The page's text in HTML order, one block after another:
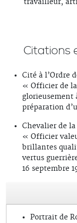
travailleur,
Citations
Cité à l’Ordre
« Officier de
glorieusement
préparation
Chevalier de la
« Officier
brillantes
vertus
16 septembre
Portrait de